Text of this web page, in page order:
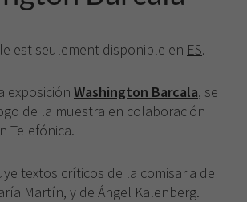
est seulement disponible en ES.
exposición Washington Barcala, se
de la muestra en colaboración
Telefónica.
textos críticos de la comisaria de
Martín, y de Ángel Kalenberg.